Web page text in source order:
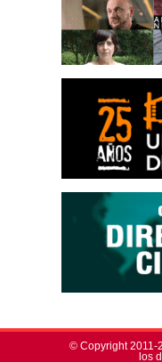
© Copyright 2011-
los